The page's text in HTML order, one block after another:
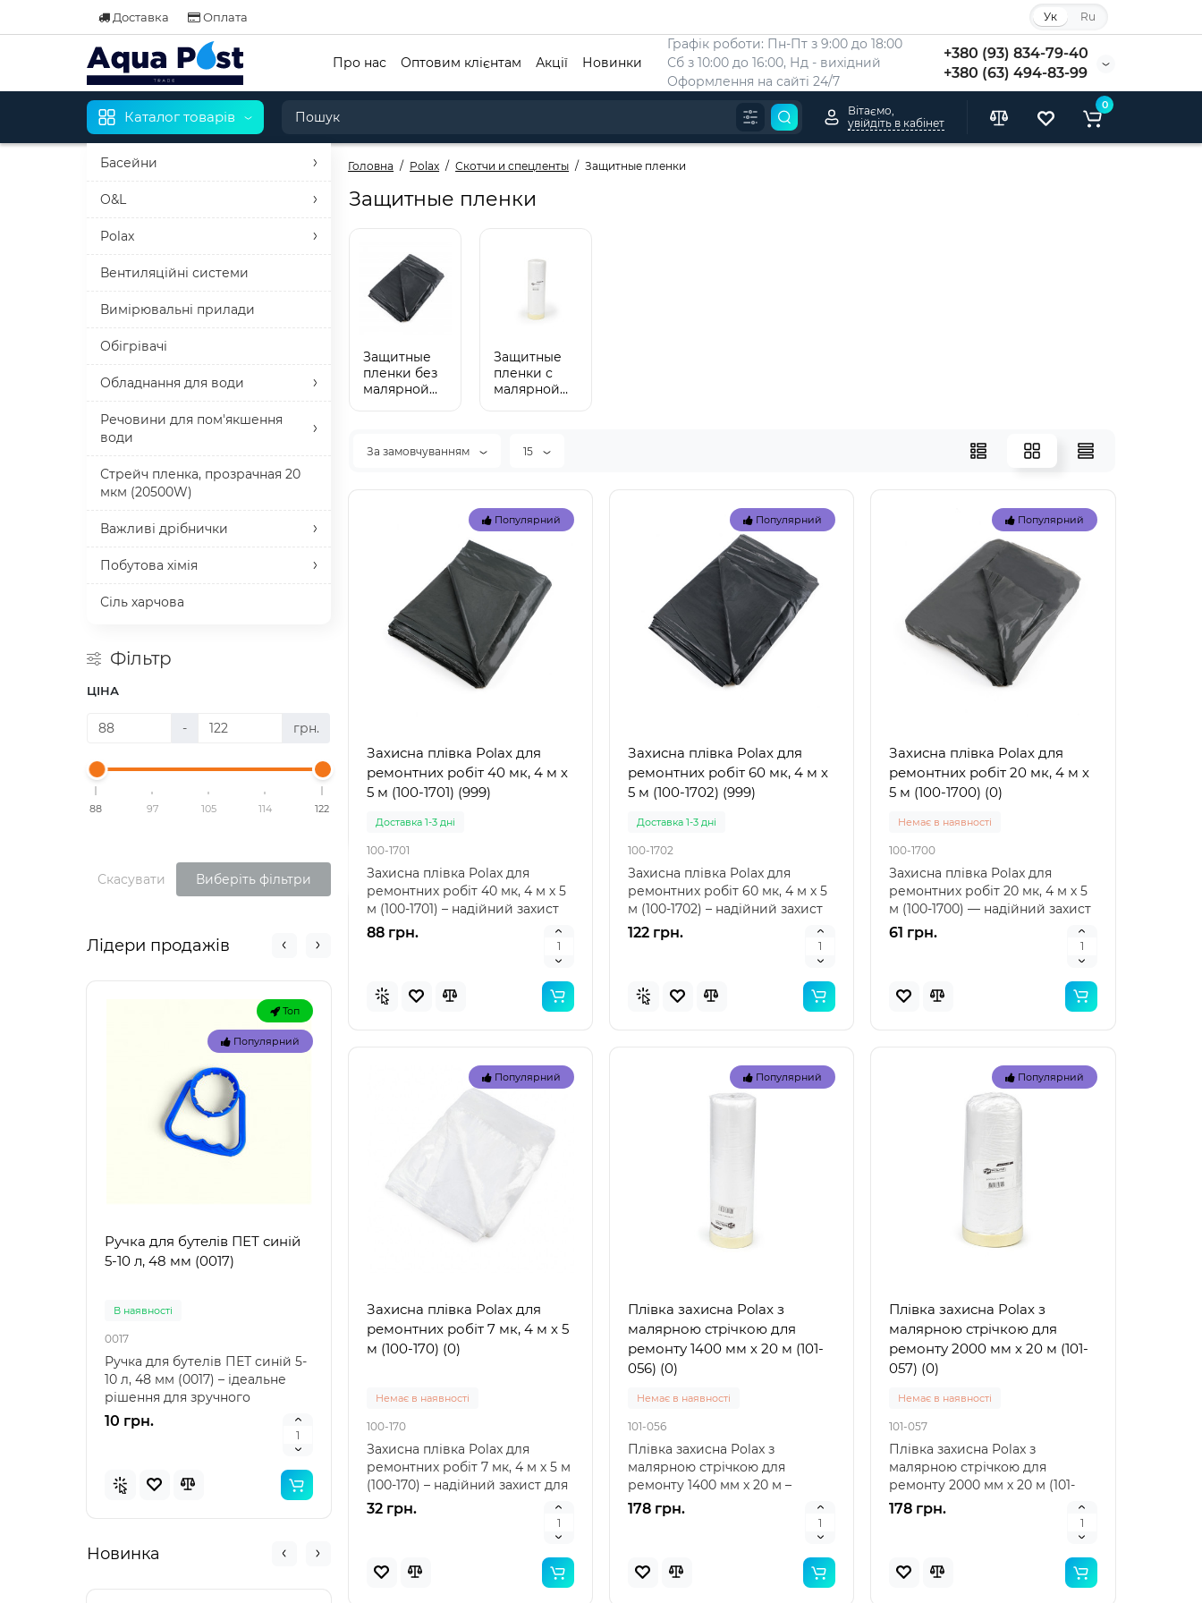
Доставка Оплата Ук Ru
Графік роботи: Пн-Пт з 9:00 до 18:00
Сб з 10:00 до 16:00, Нд - вихідний
Оформлення на сайтi 24/7
+380 (93) 834-79-40
+380 (63) 494-83-99
Про нас Оптовим клієнтам Акції Новинки
Каталог товарів
Басейни
O&L
Polax
Вентиляційні системи
Вимірювальні прилади
Обігрівачі
Обладнання для води
Речовини для пом'якшення
води
Стрейч пленка, прозрачная 20
мкм (20500W)
Важливі дрібнички
Побутова хімія
Сіль харчова
Вітаємо,
увійдіть в кабінет
0
Головна Polax Скотчи и спецленты Защитные пленки
Фільтр
ЦІНА
- грн.
88 97 105 114 122
Скасувати Виберіть фільтри
Лідери продажів
Топ
Популярний
Ручка для бутелів ПЕТ синій
5-10 л, 48 мм (0017)
В наявностi
0017
Ручка для бутелів ПЕТ синій 5-
10 л, 48 мм (0017) – ідеальне
рішення для зручного
транспортування Ру..
10 грн.
Топ
Ручка для бутелів ПЕТ синій
В наявностi
0021
Ручка для бутелів ПЕТ синій 5-
аксесуар для зручного
10 грн.
Топ
Кришка для бутелів 5-10 л, 38
В наявностi
Кришка для бутелів 5-10 л, 38
мм синій (0020) – надійний
аксесуар для зберігання рідин
15 грн.
Топ
Кришка для бутелів 18,9 л,
В наявностi
0003BLU
Кришка для бутелів 18,9 л, ПЕТ
з кільцем, синій (0003BLU) –
надійний захист вашої питної
10 грн.
Новинка
Защитные пленки
Защитные
пленки без
малярной
Защитные
пленки с
малярной
За замовчуванням 15
Популярний
Захисна плівка Polax для
ремонтних робіт 40 мк, 4 м х
5 м (100-1701) (999)
Доставка 1-3 дні
100-1701
Захисна плівка Polax для
ремонтних робіт 40 мк, 4 м х 5
м (100-1701) – надійний захист
під час ремон..
88 грн.
Популярний
Захисна плівка Polax для
ремонтних робіт 60 мк, 4 м х
5 м (100-1702) (999)
Доставка 1-3 дні
100-1702
Захисна плівка Polax для
ремонтних робіт 60 мк, 4 м х 5
м (100-1702) – надійний захист
під час ремон..
122 грн.
Популярний
Захисна плівка Polax для
ремонтних робіт 20 мк, 4 м х
5 м (100-1700) (0)
Немає в наявності
100-1700
Захисна плівка Polax для
ремонтних робіт 20 мк, 4 м х 5
м (100-1700) — надійний захист
для вашого пр..
61 грн.
Популярний
Захисна плівка Polax для
ремонтних робіт 7 мк, 4 м х 5
м (100-170) (0)
Немає в наявності
100-170
Захисна плівка Polax для
ремонтних робіт 7 мк, 4 м х 5 м
(100-170) – надійний захист для
вашого прос..
32 грн.
Популярний
Плівка захисна Polax з
малярною стрічкою для
ремонту 1400 мм х 20 м (101-
056) (0)
Немає в наявності
101-056
Плівка захисна Polax з
малярною стрічкою для
ремонту 1400 мм х 20 м –
Надійний захист під час
малярн..
178 грн.
Популярний
Плівка захисна Polax з
малярною стрічкою для
ремонту 2000 мм х 20 м (101-
057) (0)
Немає в наявності
101-057
Плівка захисна Polax з
малярною стрічкою для
ремонту 2000 мм х 20 м (101-
057): надійний захист під ч..
178 грн.